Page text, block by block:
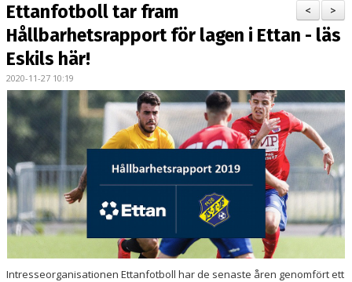
BILDGALLERI
KONTAKT
MATCHER
ETTAN SÖDRA
>
<
Ettanfotboll tar fram
Hållbarhetsrapport för lagen i Ettan - läs
Eskils här!
2020-11-27 10:19
Intresseorganisationen Ettanfotboll har de senaste åren genomfört ett